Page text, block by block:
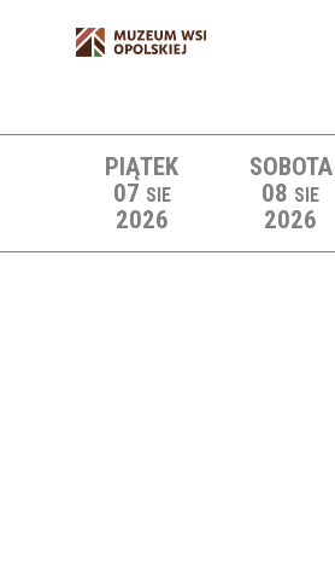
PIĄTEK
07 SIE
2026
SOBOTA
08 SIE
2026